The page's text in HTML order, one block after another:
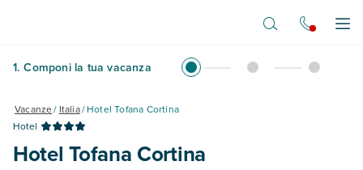
1. Componi la tua vacanza
Vacanze/ Italia/Hotel Tofana Cortina
Hotel
Hotel Tofana Cortina